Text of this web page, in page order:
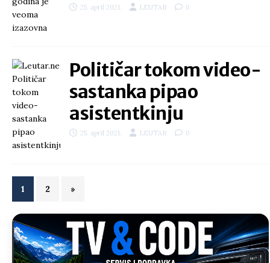
25. april 2021. LEUTAR 0
Političar tokom video-
sastanka pipao
asistentkinju
25. april 2021. LEUTAR 0
1 2 »